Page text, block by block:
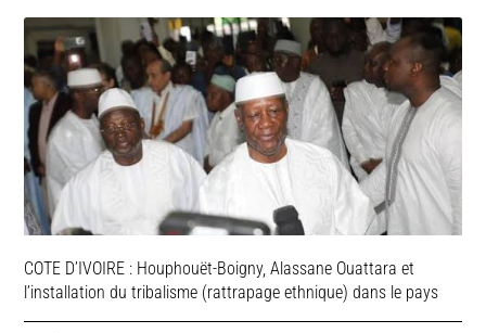
COTE D’IVOIRE : Houphouët-Boigny, Alassane Ouattara et
l’installation du tribalisme (rattrapage ethnique) dans le pays